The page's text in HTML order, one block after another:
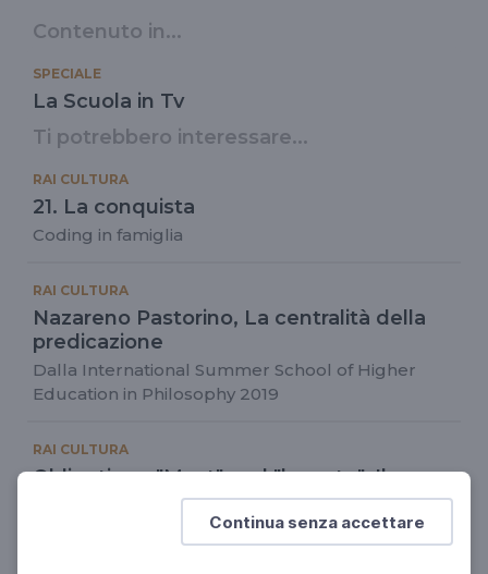
Continua senza accettare
Contenuto in...
SPECIALE
La Scuola in Tv
Ti potrebbero interessare...
RAI CULTURA
21. La conquista
Coding in famiglia
RAI CULTURA
Nazareno Pastorino, La centralità della
predicazione
Dalla International Summer School of Higher
Education in Philosophy 2019
RAI CULTURA
Obligation - "Must" and "have to", Il
corretto utilizzo di must e have to
Language for Lockdown